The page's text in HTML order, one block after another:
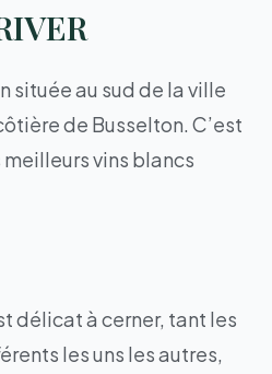
au sud de la ville
de Busselton. C’est
vins blancs
délicat à cerner, tant les
les uns les autres,